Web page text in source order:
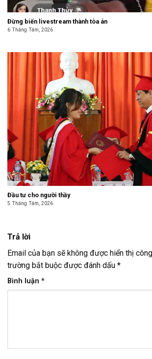
Đừng biến livestream thành tòa án
6 Tháng Tám, 2026
Đầu tư cho người thầy
5 Tháng Tám, 2026
Trả lời
Email của bạn sẽ không được hiển thị
trường bắt buộc được đánh dấu *
Bình luận *